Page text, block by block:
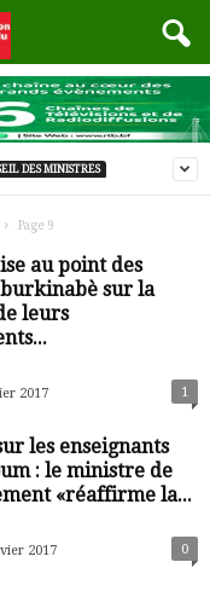
DES MINISTRES
Page 9
au point des
sur la
leurs
2017 1
les enseignants
: le ministre de
«réaffirme la...
2017 0